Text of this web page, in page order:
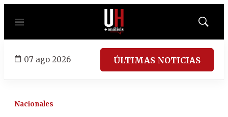
Menú
Mostrar
07 ago 2026 ÚLTIMAS NOTICIAS
Nacionales